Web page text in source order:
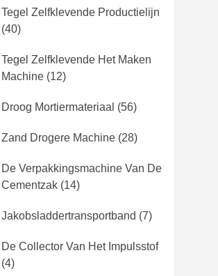
Tegel Zelfklevende Productielijn
(40)
Tegel Zelfklevende Het Maken
Machine (12)
Droog Mortiermateriaal (56)
Zand Drogere Machine (28)
De Verpakkingsmachine Van De
Cementzak (14)
Jakobsladdertransportband (7)
De Collector Van Het Impulsstof
(4)